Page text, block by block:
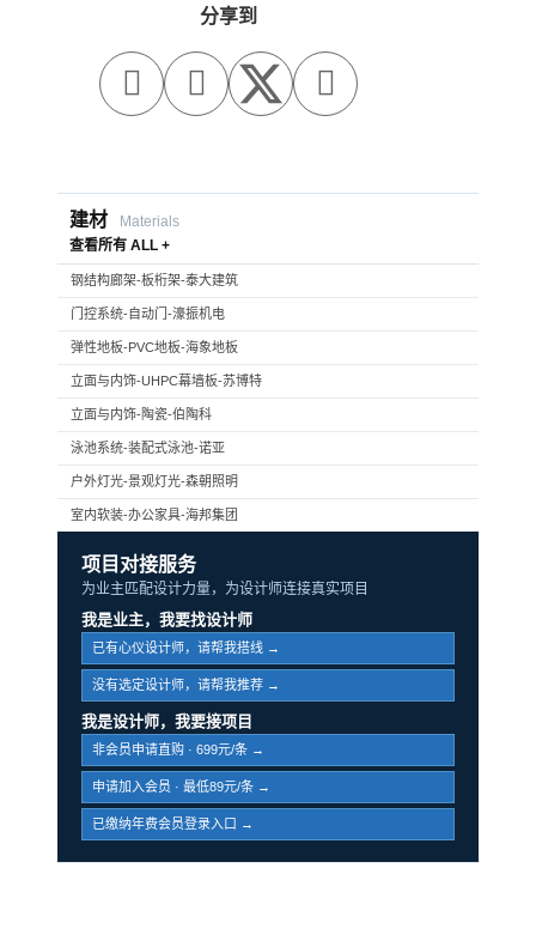
分享到
  
建材
Materials
查看所有 ALL +
钢结构廊架-板桁架-泰大建筑
门控系统-自动门-濠振机电
弹性地板-PVC地板-海象地板
立面与内饰-UHPC幕墙板-苏博特
立面与内饰-陶瓷-伯陶科
泳池系统-装配式泳池-诺亚
户外灯光-景观灯光-森朝照明
室内软装-办公家具-海邦集团
项目对接服务
为业主匹配设计力量，为设计师连接真实项目
我是业主，我要找设计师
已有心仪设计师，请帮我搭线 →
没有选定设计师，请帮我推荐 →
我是设计师，我要接项目
非会员申请直购 · 699元/条 →
申请加入会员 · 最低89元/条 →
已缴纳年费会员登录入口 →